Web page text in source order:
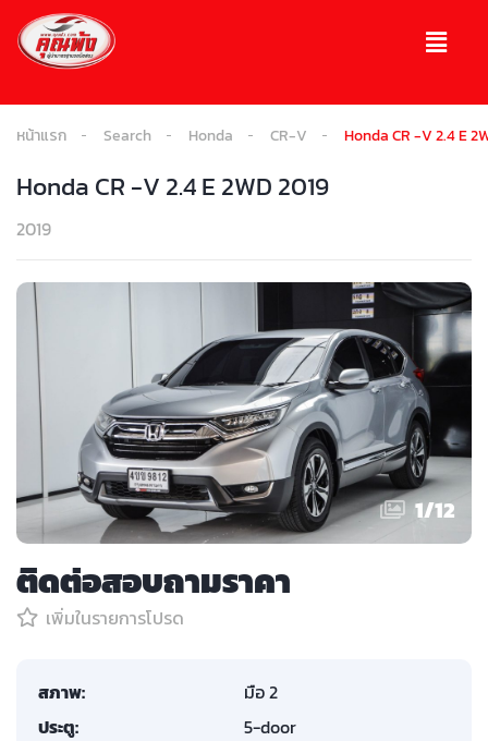
หน้าแรก Search Honda CR-V Honda CR -V 2.4 E
Honda CR -V 2.4 E 2WD 2019
2019
1/12
ติดต่อสอบถามราคา
เพิ่มในรายการโปรด
สภาพ:
มือ 2
ประตู:
5-door